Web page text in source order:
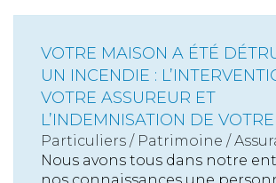
VOTRE MAISON A ÉTÉ
UN INCENDIE :
VOTRE ASSUREUR ET
L’INDEMNISATION DE
Particuliers / Patrimoine /
Nous avons tous dans notre